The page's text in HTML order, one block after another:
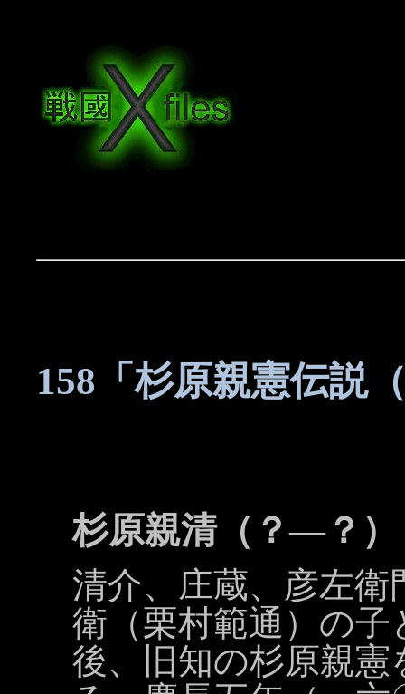
158「杉原親憲伝説
杉原親清（？―？）
清介、庄蔵、彦左
衛（栗村範通）の
後、旧知の杉原親